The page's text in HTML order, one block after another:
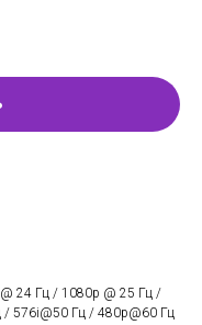
24 Гц / 1080p @ 25 Гц /
576i@50 Гц / 480p@60 Гц